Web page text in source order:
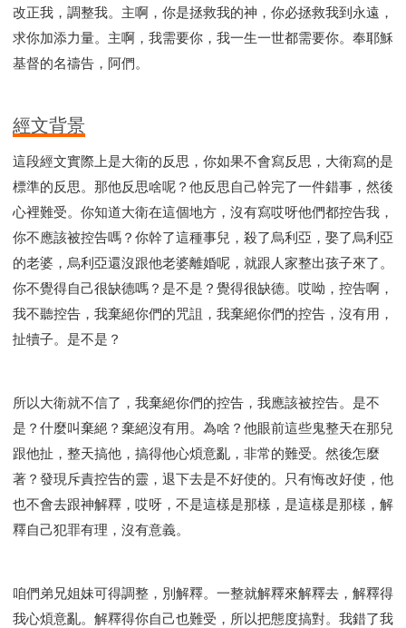
改正我，調整我。主啊，你是拯救我的神，你必拯救我到永遠，
求你加添力量。主啊，我需要你，我一生一世都需要你。奉耶穌
基督的名禱告，阿們。
經文背景
這段經文實際上是大衛的反思，你如果不會寫反思，大衛寫的是
標準的反思。那他反思啥呢？他反思自己幹完了一件錯事，然後
心裡難受。你知道大衛在這個地方，沒有寫哎呀他們都控告我，
你不應該被控告嗎？你幹了這種事兒，殺了烏利亞，娶了烏利亞
的老婆，烏利亞還沒跟他老婆離婚呢，就跟人家整出孩子來了。
你不覺得自己很缺德嗎？是不是？覺得很缺德。哎呦，控告啊，
我不聽控告，我棄絕你們的咒詛，我棄絕你們的控告，沒有用，
扯犢子。是不是？
所以大衛就不信了，我棄絕你們的控告，我應該被控告。是不
是？什麼叫棄絕？棄絕沒有用。為啥？他眼前這些鬼整天在那兒
跟他扯，整天搞他，搞得他心煩意亂，非常的難受。然後怎麼
著？發現斥責控告的靈，退下去是不好使的。只有悔改好使，他
也不會去跟神解釋，哎呀，不是這樣是那樣，是這樣是那樣，解
釋自己犯罪有理，沒有意義。
咱們弟兄姐妹可得調整，別解釋。一整就解釋來解釋去，解釋得
我心煩意亂。解釋得你自己也難受，所以把態度搞對。我錯了我